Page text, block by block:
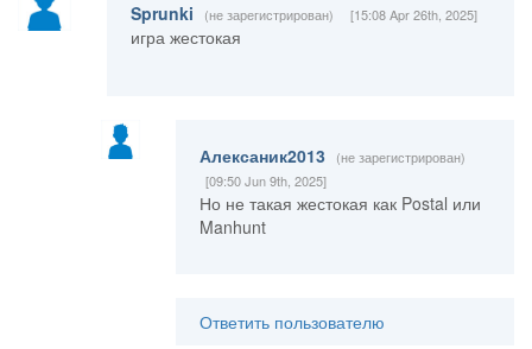
Sprunki (не зарегистрирован) [15:08 Apr 26th, 2025]
игра жестокая
Алексаник2013
(не зарегистрирован)
[09:50 Jun 9th, 2025]
Но не такая жестокая как Postal или
Manhunt
Ответить пользователю